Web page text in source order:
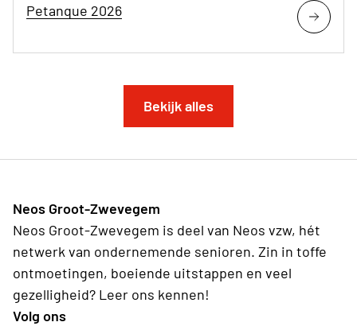
Petanque 2026
Bekijk alles
Neos Groot-Zwevegem
Neos Groot-Zwevegem is deel van Neos vzw, hét
netwerk van ondernemende senioren. Zin in toffe
ontmoetingen, boeiende uitstappen en veel
gezelligheid? Leer ons kennen!
Volg ons